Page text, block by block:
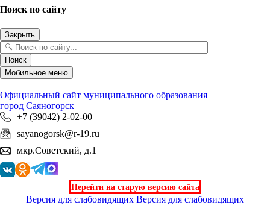
Поиск по сайту
Закрыть
Поиск
Мобильное меню
Официальный сайт муниципального образования
город Саяногорск
+7 (39042) 2-02-00
sayanogorsk@r-19.ru
мкр.Советский, д.1
Перейти на старую версию сайта
Версия для слабовидящих Версия для слабовидящих